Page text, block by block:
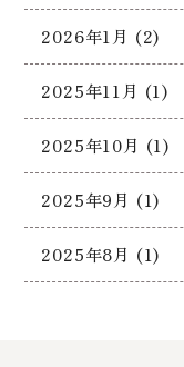
2026年1月 (2)
2025年11月 (1)
2025年10月 (1)
2025年9月 (1)
2025年8月 (1)